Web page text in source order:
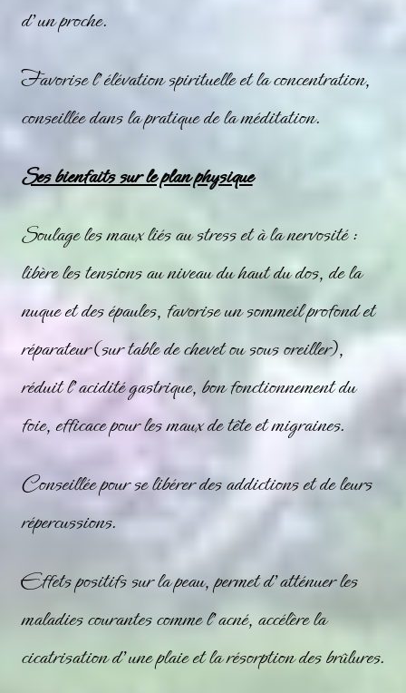
d’un proche.
Favorise l’élévation spirituelle et la concentration,
conseillée dans la pratique de la méditation.
Ses bienfaits sur le plan physique
Soulage les maux liés au stress et à la nervosité :
libère les tensions au niveau du haut du dos, de la
nuque et des épaules, favorise un sommeil profond et
réparateur (sur table de chevet ou sous oreiller),
réduit l’acidité gastrique, bon fonctionnement du
foie, efficace pour les maux de tête et migraines.
Conseillée pour se libérer des addictions et de leurs
répercussions.
Effets positifs sur la peau, permet d’atténuer les
maladies courantes comme l’acné, accélère la
cicatrisation d’une plaie et la résorption des brûlures.